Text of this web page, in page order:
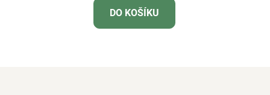
DO KOŠÍKU